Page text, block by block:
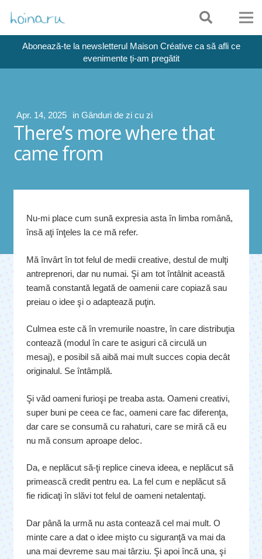
Abonează-te la newsletterul Maison Créative ca să afli ce
evenimente ți-am pregătit
Apr. 14, 2025 in Gânduri de zi cu zi
There’s more where that
came from
Nu-mi place cum sună expresia asta în limba română,
însă aţi înţeles la ce mă refer.
Mă învârt în tot felul de medii creative, destul de mulţi
antreprenori, dar nu numai. Şi am tot întâlnit această
teamă constantă legată de oamenii care copiază sau
preiau o idee şi o adaptează puţin.
Culmea este că în vremurile noastre, în care distribuţia
contează (modul în care te asiguri că circulă un
mesaj), e posibil să aibă mai mult succes copia decât
originalul. Se întâmplă.
Şi văd oameni furioşi pe treaba asta. Oameni creativi,
super buni pe ceea ce fac, oameni care fac diferenţa,
dar care se consumă cu rahaturi, care se miră că eu
nu mă consum aproape deloc.
Da, e neplăcut să-ţi replice cineva ideea, e neplăcut să
primească credit pentru ea. La fel cum e neplăcut să
fie ridicaţi în slăvi tot felul de oameni netalentaţi.
Dar până la urmă nu asta contează cel mai mult. O
minte care a dat o idee mişto cu siguranţă va mai da
una mai devreme sau mai târziu. Şi apoi încă una, şi